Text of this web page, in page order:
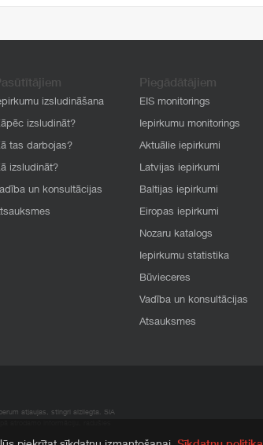
izsludināšana
izsludināt?
tas darbojas?
izsludināt?
un konsultācijas
Piegādātājiem
EIS monitorings
Iepirkumu monitorings
Aktuālie iepirkumi
Latvijas iepirkumi
Baltijas iepirkumi
Eiropas iepirkumi
Nozaru katalogs
Iepirkumu statistika
Būvieceres
Vadība un konsultācijas
Atsauksmes
atļaujas, stingri aizliegta. SIA